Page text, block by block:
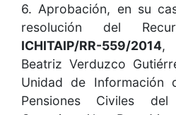
6. Aprobación, en su
resolución del
ICHITAIP/RR-559/2014,
Beatriz Verduzco
Unidad de Información
Pensiones Civiles del